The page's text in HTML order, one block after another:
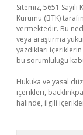
Sitemiz, 5651
Kurumu (BTK)
vermektedir. Bu
veya araştırma
yazdıkları
bu sorumluluğu
Hukuka ve yasal
içerikleri,
halinde, ilgili